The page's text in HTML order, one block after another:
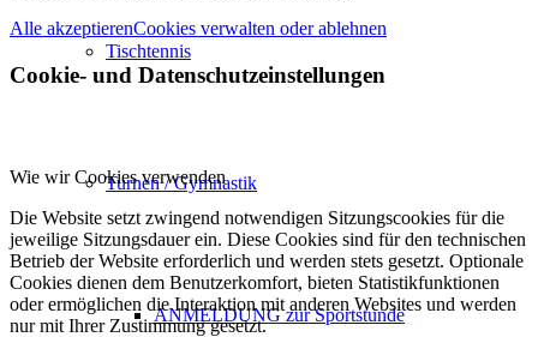
Tischtennis
Turnen / Gymnastik
ANMELDUNG zur Sportstunde
Alle akzeptierenCookies verwalten oder ablehnen
Cookie- und Datenschutzeinstellungen
Wie wir Cookies verwenden
Die Website setzt zwingend notwendigen Sitzungscookies für die
jeweilige Sitzungsdauer ein. Diese Cookies sind für den technischen
Betrieb der Website erforderlich und werden stets gesetzt. Optionale
Cookies dienen dem Benutzerkomfort, bieten Statistikfunktionen
oder ermöglichen die Interaktion mit anderen Websites und werden
nur mit Ihrer Zustimmung gesetzt.